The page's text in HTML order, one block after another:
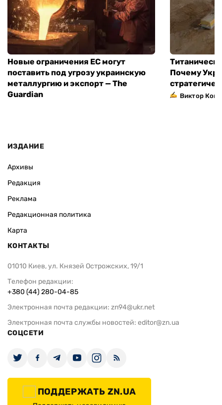
Новые ограничения ЕС могут
поставить под угрозу украинскую
металлургию и экспорт — The
Guardian
Почему
Виктор
ИЗДАНИЕ
Архивы
Редакция
Реклама
Редакционная политика
Карта
КОНТАКТЫ
01010 Киев, ул. Князей Острожских, 19/1
Телефон редакции:
+380 (44) 280-04-85
Электронная почта редакции: zn94@ukr.net
Электронная почта службы новостей: editor@zn.ua
СОЦСЕТИ
ПОДДЕРЖАТЬ ZN.UA